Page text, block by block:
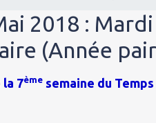
2018 :
(Année
la 7ème semaine du